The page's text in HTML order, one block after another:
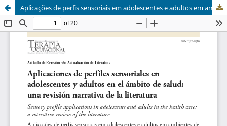
Aplicações de perfis sensoriais em adolescentes e adultos em ambientes de saúde: uma revisão narrativa da literatura